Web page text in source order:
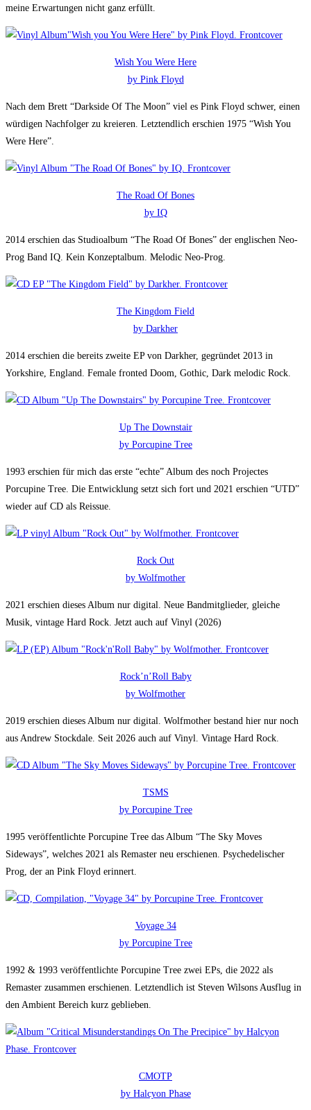
meine Erwartungen nicht ganz erfüllt.
Wish You Were Here
by Pink Floyd
Nach dem Brett “Darkside Of The Moon” viel es Pink Floyd schwer, einen
würdigen Nachfolger zu kreieren. Letztendlich erschien 1975 “Wish You
Were Here”.
The Road Of Bones
by IQ
2014 erschien das Studioalbum “The Road Of Bones” der englischen Neo-
Prog Band IQ. Kein Konzeptalbum. Melodic Neo-Prog.
The Kingdom Field
by Darkher
2014 erschien die bereits zweite EP von Darkher, gegründet 2013 in
Yorkshire, England. Female fronted Doom, Gothic, Dark melodic Rock.
Up The Downstair
by Porcupine Tree
1993 erschien für mich das erste “echte” Album des noch Projectes
Porcupine Tree. Die Entwicklung setzt sich fort und 2021 erschien “UTD”
wieder auf CD als Reissue.
Rock Out
by Wolfmother
2021 erschien dieses Album nur digital. Neue Bandmitglieder, gleiche
Musik, vintage Hard Rock. Jetzt auch auf Vinyl (2026)
Rock’n’Roll Baby
by Wolfmother
2019 erschien dieses Album nur digital. Wolfmother bestand hier nur noch
aus Andrew Stockdale. Seit 2026 auch auf Vinyl. Vintage Hard Rock.
TSMS
by Porcupine Tree
1995 veröffentlichte Porcupine Tree das Album “The Sky Moves
Sideways”, welches 2021 als Remaster neu erschienen. Psychedelischer
Prog, der an Pink Floyd erinnert.
Voyage 34
by Porcupine Tree
1992 & 1993 veröffentlichte Porcupine Tree zwei EPs, die 2022 als
Remaster zusammen erschienen. Letztendlich ist Steven Wilsons Ausflug in
den Ambient Bereich kurz geblieben.
CMOTP
by Halcyon Phase